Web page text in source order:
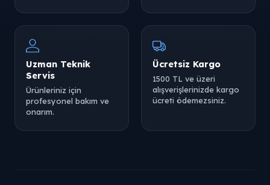
Uzman Teknik
Servis
Ürünleriniz için
profesyonel bakım ve
onarım.
Ücretsiz Kargo
1500 TL ve üzeri
alışverişlerinizde kargo
ücreti ödemezsiniz.